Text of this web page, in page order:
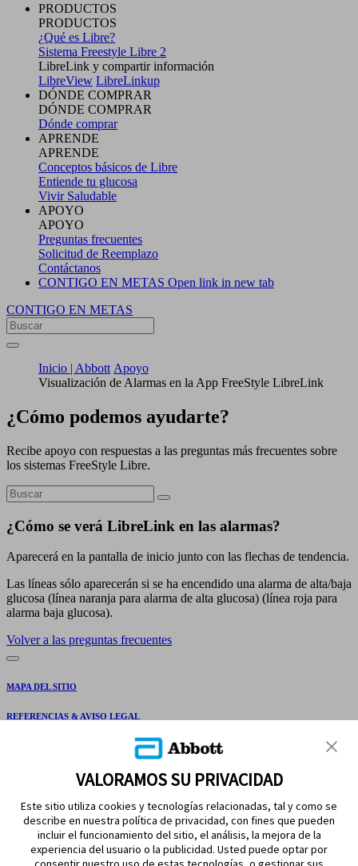
PRODUCTOS
PRODUCTOS
¿Qué es Libre?
Sistema Freestyle Libre 2
LibreLink y compartir información
LibreView LibreLinkup
DÓNDE COMPRAR
DÓNDE COMPRAR
Dónde comprar
APRENDE
APRENDE
Conceptos básicos de Libre
Entiende tu glucosa
Vivir Saludable
APOYO
APOYO
Preguntas frecuentes
Solicitud de Reemplazo
Contáctanos
CONTIGO EN METAS Open link in new tab
CONTIGO EN METAS
Inicio | Abbott Apoyo
Visualización de Alarmas en la App FreeStyle LibreLink
¿Cómo podemos ayudarte?
Recibe apoyo con respuestas a las preguntas más frecuentes sobre
los sistemas FreeStyle Libre.
¿Cómo se verá LibreLink en las alarmas?
Aparecerá en la pantalla de inicio junto con las flechas de tendencia.
Las líneas sólo aparecerán si se ha encendido una alarma de alta/baja
glucosa (línea naranja para alarma de alta glucosa) (línea roja para
alarma baja glucosa).
Volver a las preguntas frecuentes
MAPA DEL SITIO
REFERENCIAS & AVISO LEGAL
VALORAMOS SU PRIVACIDAD
Este sitio utiliza cookies y tecnologías relacionadas, tal y como se
describe en nuestra política de privacidad, con fines que pueden
incluir el funcionamiento del sitio, el análisis, la mejora de la
experiencia del usuario o la publicidad. Usted puede optar por